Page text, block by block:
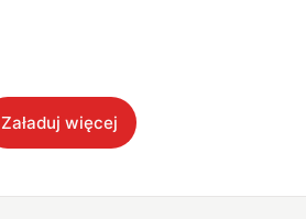
Załaduj więcej